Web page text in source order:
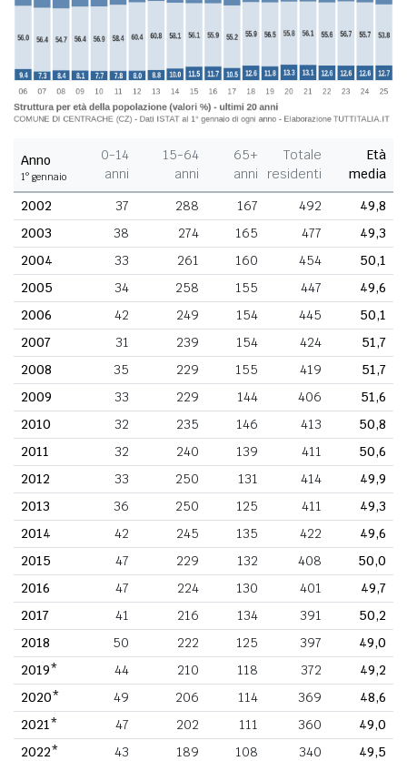
Anno
1° gennaio
0-14
anni
15-64
anni
65+
anni
Totale
residenti
Età
media
2002
37 288 167 492
49,8
2003
38 274 165 477
49,3
2004
33 261 160 454
50,1
2005
34 258 155 447
49,6
2006
42 249 154 445
50,1
2007
31 239 154 424
51,7
2008
35 229 155 419
51,7
2009
33 229 144 406
51,6
2010
32 235 146 413
50,8
2011
32 240 139 411
50,6
2012
33 250 131 414
49,9
2013
36 250 125 411
49,3
2014
42 245 135 422
49,6
2015
47 229 132 408
50,0
2016
47 224 130 401
49,7
2017
41 216 134 391
50,2
2018
50 222 125 397
49,0
2019*
44 210 118 372
49,2
2020*
49 206 114 369
48,6
2021*
47 202 111 360
49,0
2022*
43 189 108 340
49,5